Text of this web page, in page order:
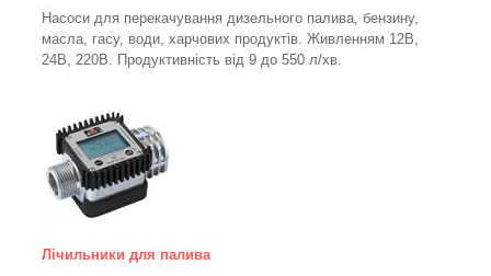
Насоси для перекачування дизельного палива, бензину,
масла, гасу, води, харчових продуктів. Живленням 12В,
24В, 220В. Продуктивність від 9 до 550 л/хв.
Лічильники для палива